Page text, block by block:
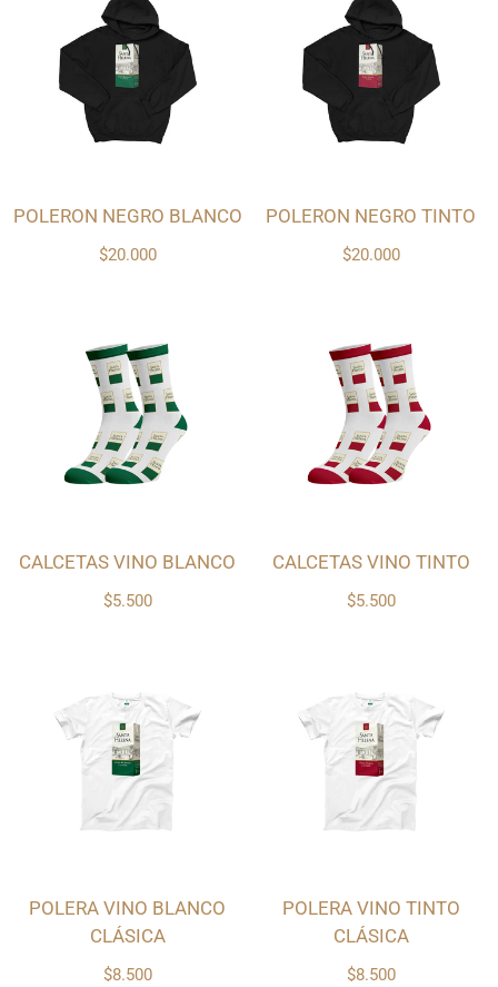
$20.000
POLERON NEGRO BLANCO
$20.000
POLERON NEGRO TINTO
$5.500
CALCETAS VINO BLANCO
$5.500
CALCETAS VINO TINTO
$8.500
POLERA VINO BLANCO
CLÁSICA
$8.500
POLERA VINO TINTO
CLÁSICA